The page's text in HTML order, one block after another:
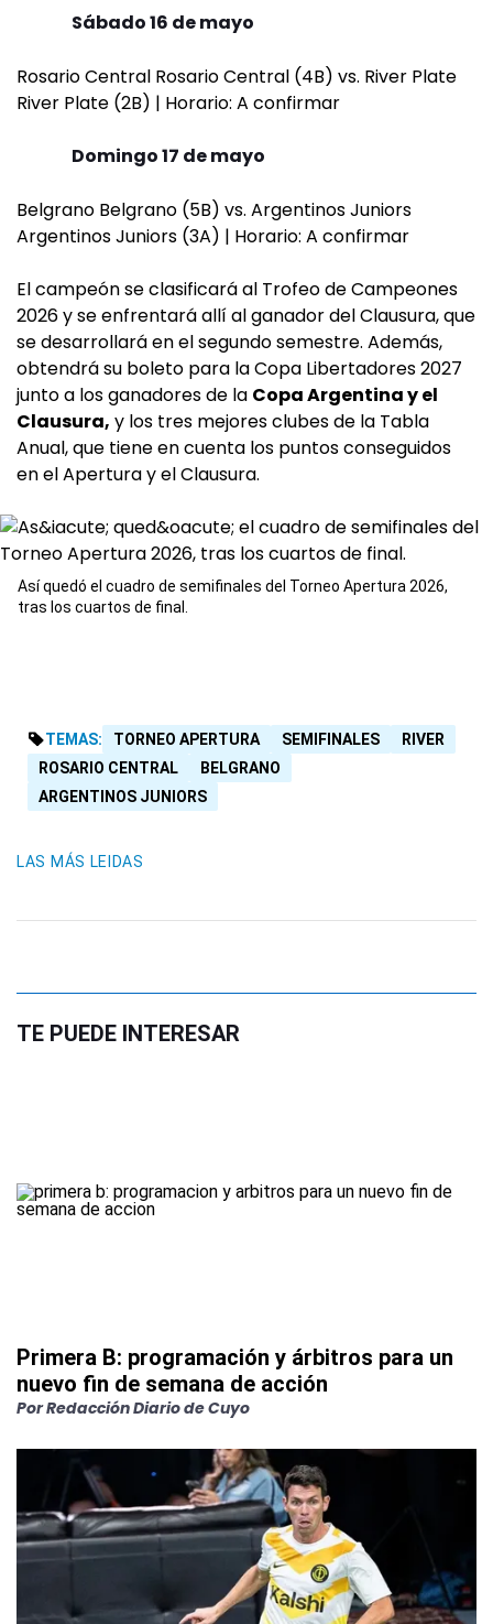
Sábado 16 de mayo
Rosario Central Rosario Central (4B) vs. River Plate
River Plate (2B) | Horario: A confirmar
Domingo 17 de mayo
Belgrano Belgrano (5B) vs. Argentinos Juniors
Argentinos Juniors (3A) | Horario: A confirmar
El campeón se clasificará al Trofeo de Campeones
2026 y se enfrentará allí al ganador del Clausura, que
se desarrollará en el segundo semestre. Además,
obtendrá su boleto para la Copa Libertadores 2027
junto a los ganadores de la Copa Argentina y el
Clausura, y los tres mejores clubes de la Tabla
Anual, que tiene en cuenta los puntos conseguidos
en el Apertura y el Clausura.
Así quedó el cuadro de semifinales del Torneo Apertura 2026,
tras los cuartos de final.
TEMAS: TORNEO APERTURA SEMIFINALES
RIVER
ROSARIO CENTRAL
BELGRANO
ARGENTINOS JUNIORS
LAS MÁS LEIDAS
TE PUEDE INTERESAR
Primera B: programación y árbitros para un
nuevo fin de semana de acción
PorRedacción Diario de Cuyo